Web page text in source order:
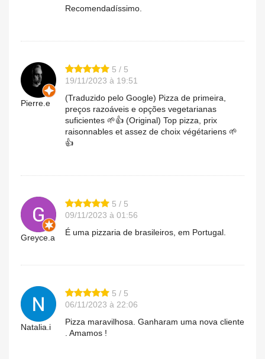
Recomendadíssimo.
Pierre.e
5 / 5
19/11/2023 à 19:51
(Traduzido pelo Google) Pizza de primeira,
preços razoáveis ​​e opções vegetarianas
suficientes 🌱👍 (Original) Top pizza, prix
raisonnables et assez de choix végétariens 🌱
👍
Greyce.a
5 / 5
09/11/2023 à 01:56
É uma pizzaria de brasileiros, em Portugal.
Natalia.i
5 / 5
06/11/2023 à 22:06
Pizza maravilhosa. Ganharam uma nova cliente
. Amamos !